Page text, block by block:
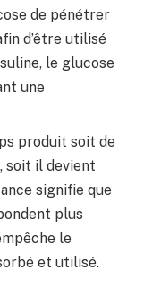
de pénétrer
d’être utilisé
le glucose
une
produit soit de
soit il devient
signifie que
plus
le
et utilisé.